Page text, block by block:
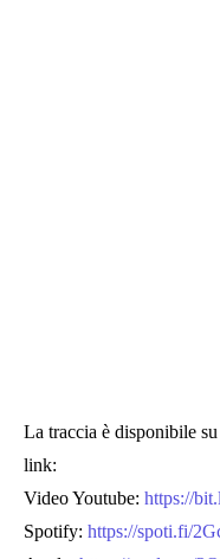
La traccia è disponibile
link:
Video Youtube: https://
Spotify: https://spoti.fi/